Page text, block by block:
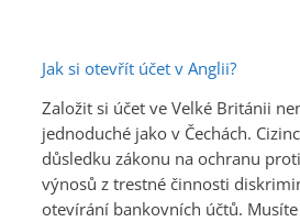
Jak si otevřít účet v Anglii?
Založit si účet ve Velké Británii
jednoduché jako v Čechách.
důsledku zákonu na ochranu
výnosů z trestné činnosti
otevírání bankovních účtů.